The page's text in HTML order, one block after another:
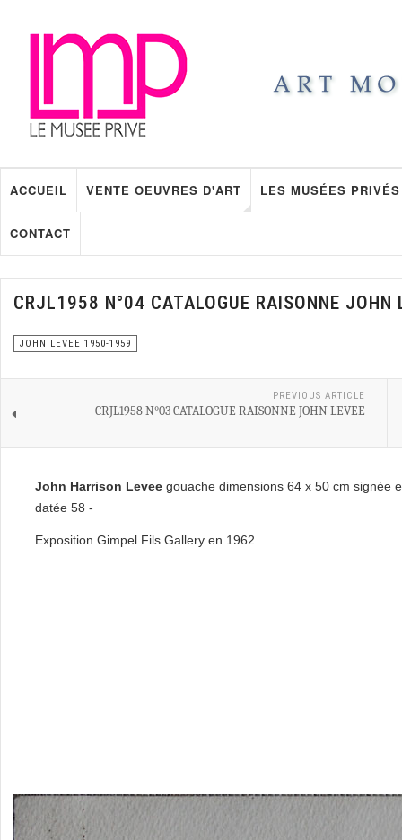
ACCUEIL VENTE OEUVRES D'ART LES MUSÉES PRIVÉS
CONTACT
CRJL1958 N°04 CATALOGUE RAISONNE JOHN
JOHN LEVEE 1950-1959
PREVIOUS ARTICLE
CRJL1958 N°03 CATALOGUE RAISONNE JOHN LEVEE
John Harrison Levee gouache dimensions 64 x 50 cm signée
datée 58 -
Exposition Gimpel Fils Gallery en 1962